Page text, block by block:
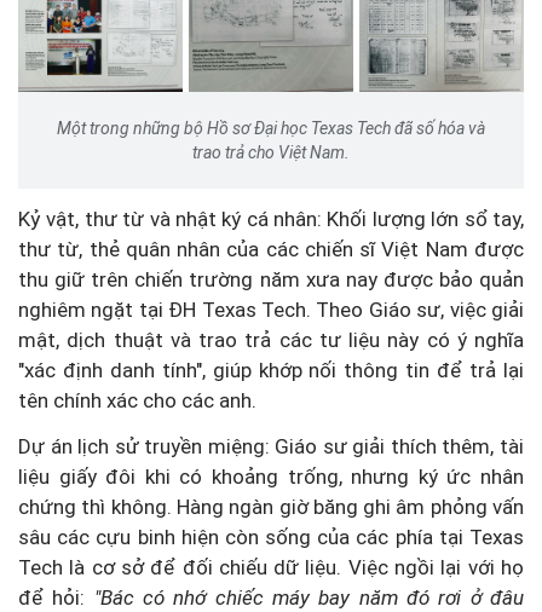
Một trong những bộ Hồ sơ Đại học Texas Tech đã số hóa và
trao trả cho Việt Nam.
Kỷ vật, thư từ và nhật ký cá nhân: Khối lượng lớn sổ tay,
thư từ, thẻ quân nhân của các chiến sĩ Việt Nam được
thu giữ trên chiến trường năm xưa nay được bảo quản
nghiêm ngặt tại ĐH Texas Tech. Theo Giáo sư, việc giải
mật, dịch thuật và trao trả các tư liệu này có ý nghĩa
"xác định danh tính", giúp khớp nối thông tin để trả lại
tên chính xác cho các anh.
Dự án lịch sử truyền miệng: Giáo sư giải thích thêm, tài
liệu giấy đôi khi có khoảng trống, nhưng ký ức nhân
chứng thì không. Hàng ngàn giờ băng ghi âm phỏng vấn
sâu các cựu binh hiện còn sống của các phía tại Texas
Tech là cơ sở để đối chiếu dữ liệu. Việc ngồi lại với họ
để hỏi: "Bác có nhớ chiếc máy bay năm đó rơi ở đâu